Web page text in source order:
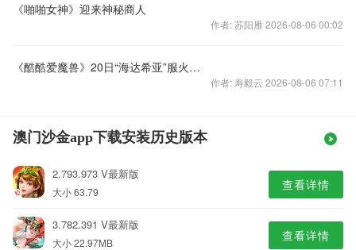
《啪啪女神》迎来神秘商人
作者: 苏阳雁 2026-08-06 00:02
《酷酷爱魔兽》20日“海达希亚”服火爆开启
作者: 寿毅云 2026-08-06 07:11
澳门沙金app下载安装历史版本
2.793.973 V最新版
大小 63.79 查看详情
3.782.391 V最新版
大小 22.97MB 查看详情